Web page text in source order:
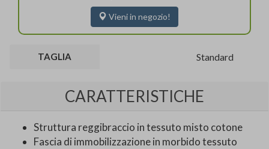
Vieni in negozio!
TAGLIA Standard
CARATTERISTICHE
Struttura reggibraccio in tessuto misto cotone
Fascia di immobilizzazione in morbido tessuto